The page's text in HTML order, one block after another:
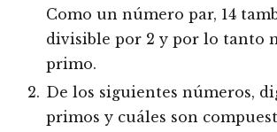
Como un número par, 14
divisible por 2 y por lo tanto
primo.
De los siguientes números,
primos y cuáles son